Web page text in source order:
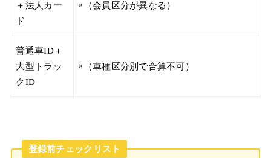
＋法人カー
ド
×（会員区分が異なる）
普通車ID＋
大型トラッ
クID
×（車種区分別で合算不可）
登録前チェックリスト